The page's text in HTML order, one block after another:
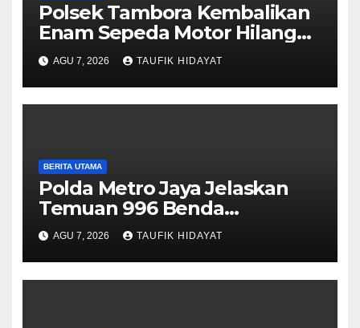
Polsek Tambora Kembalikan
Enam Sepeda Motor Hilang
kepada Pemilik, Wujud Nyata
Pelayanan Presisi Polri
AGU 7, 2026 TAUFIK HIDAYAT
BERITA UTAMA
Polda Metro Jaya Jelaskan
Temuan 996 Benda
Menyerupai Senjata di
Yayasan Jaksel
AGU 7, 2026 TAUFIK HIDAYAT